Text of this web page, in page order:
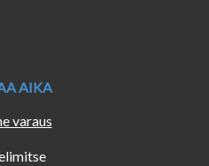
AIKA
varaus